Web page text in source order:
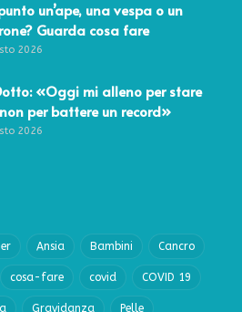
un’ape, una vespa o un
Guarda cosa fare
2026
«Oggi mi alleno per stare
per battere un record»
2026
Ansia Bambini Cancro
cosa-fare covid COVID 19
Gravidanza Pelle